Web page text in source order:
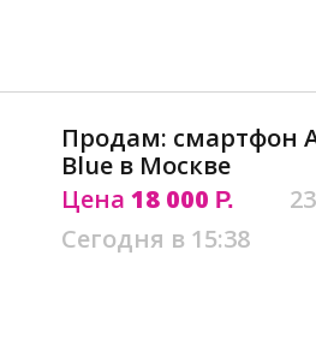
Продам: смартфон
Blue в Москве
Цена 18 000 Р.
Сегодня в 15:38